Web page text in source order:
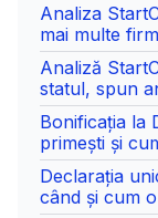
Analiza
mai multe
Analiză
statul, spun
Bonificația la
primești și
Declarația
când și cum